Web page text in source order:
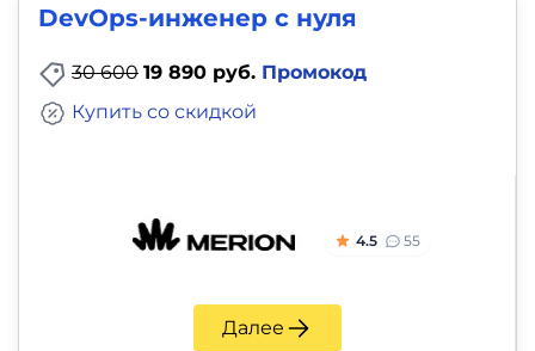
DevOps-инженер с нуля
30 600 19 890 руб. Промокод
Купить со скидкой
4.5 55
Далее